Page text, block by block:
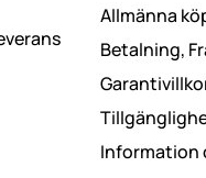
Allmänna
Betalning,
Information